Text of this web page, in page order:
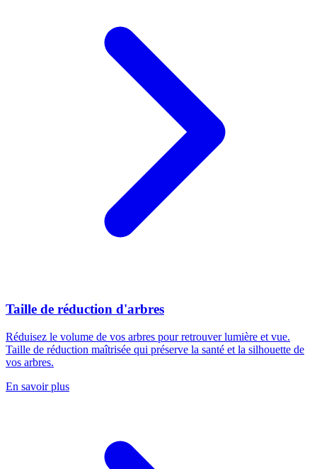
Taille de réduction d'arbres
Réduisez le volume de vos arbres pour retrouver lumière et vue.
Taille de réduction maîtrisée qui préserve la santé et la silhouette de
vos arbres.
En savoir plus